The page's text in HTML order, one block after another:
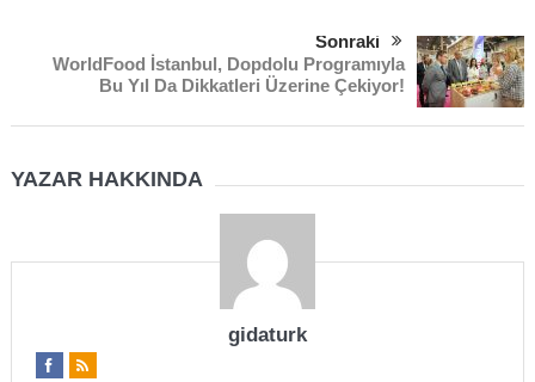
Sonraki
WorldFood İstanbul, Dopdolu Programıyla
Bu Yıl Da Dikkatleri Üzerine Çekiyor!
YAZAR HAKKINDA
gidaturk